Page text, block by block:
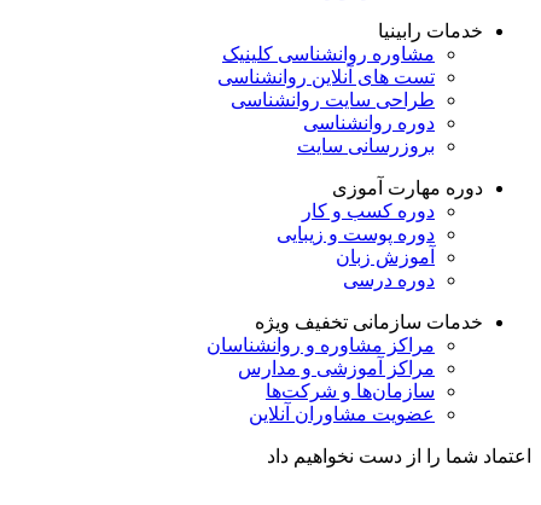
خدمات رابینیا
مشاوره روانشناسی کلینیک
تست های آنلاین روانشناسی
طراحی سایت روانشناسی
دوره روانشناسی
بروزرسانی سایت
دوره مهارت آموزی
دوره کسب و کار
دوره پوست و زیبایی
آموزش زبان
دوره درسی
خدمات سازمانی تخفیف ویژه
مراکز مشاوره و روانشناسان
مراکز آموزشی و مدارس
سازمان‌ها و شرکت‌ها
عضویت مشاوران آنلاین
اعتماد شما را از دست نخواهیم داد